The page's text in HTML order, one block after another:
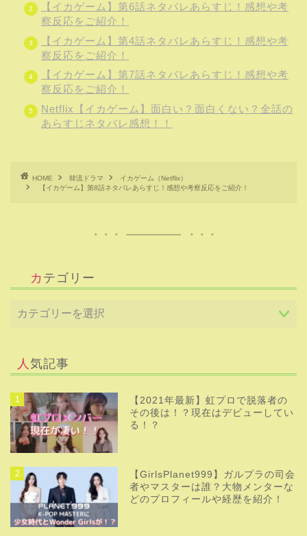
【イカゲーム】第6話ネタバレあらすじ！感想や考
察反応をご紹介！
【イカゲーム】第4話ネタバレあらすじ！感想や考
察反応をご紹介！
【イカゲーム】第7話ネタバレあらすじ！感想や考
察反応をご紹介！
Netflix【イカゲーム】面白い？面白くない？全話の
あらすじネタバレ感想！！
HOME 韓流ドラマ
イカゲーム（Netflix）
【イカゲーム】第8話ネタバレあらすじ！感想や考察反応をご紹介！
カテゴリー
人気記事
1
【2021年最新】虹プロで脱落者の
その後は！？現在はデビューしてい
る！？
2
【GirlsPlanet999】ガルプラの司会
者やマスターは誰？大物メンターな
どのプロフィールや経歴を紹介！